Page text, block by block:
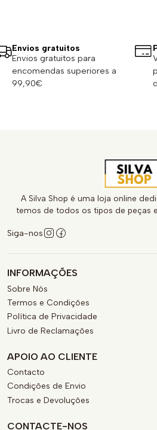
Envios gratuitos
Envios gratuitos para
encomendas superiores a
99,90€
A Silva Shop é uma loja online
temos de todos os tipos de peças
Siga-nos
INFORMAÇÕES
Sobre Nós
Termos e Condições
Política de Privacidade
Livro de Reclamações
APOIO AO CLIENTE
Contacto
Condições de Envio
Trocas e Devoluções
CONTACTE-NOS